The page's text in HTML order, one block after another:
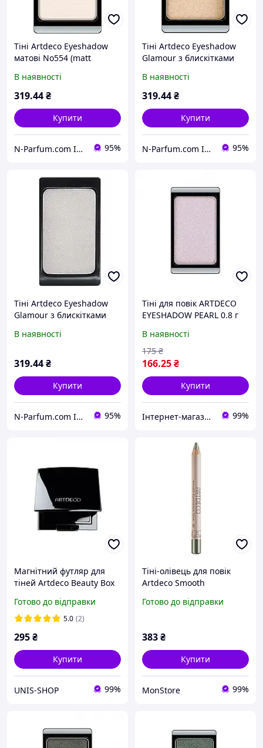
Тіні Artdeco Eyeshadow
матові No554 (matt
В наявності
319.44₴
Купити
N-Parfum.com Інтернет-магазин оригінальної парфумерії та косметики 95%
Тіні Artdeco Eyeshadow
Glamour з блискітками
В наявності
319.44₴
Купити
N-Parfum.com Інтернет-магазин оригінальної парфумерії та косметики 95%
Тіні Artdeco Eyeshadow
Glamour з блискітками
В наявності
319.44₴
Купити
N-Parfum.com Інтернет-магазин оригінальної парфумерії та косметики 95%
Тіні для повік ARTDECO
EYESHADOW PEARL 0.8 г
В наявності
166.25₴
175 ₴
Купити
Інтернет-магазин "Бонбонка" 99%
Магнітний футляр для
тіней Artdeco Beauty Box
Готово до відправки
5.0 (2)
295₴
Купити
UNIS-SHOP 99%
Тіні-олівець для повік
Artdeco Smooth
Floral Green
Готово до відправки
383₴
Купити
MonStore 99%